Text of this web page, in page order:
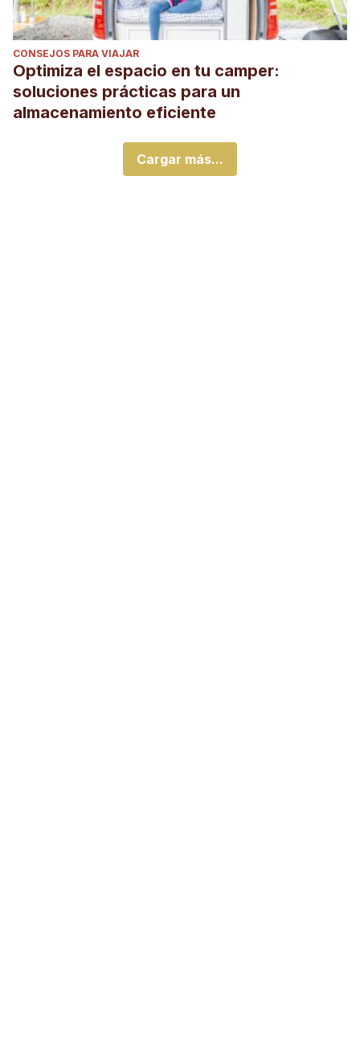
CONSEJOS PARA VIAJAR
Optimiza el espacio en tu camper:
soluciones prácticas para un
almacenamiento eficiente
Cargar más...